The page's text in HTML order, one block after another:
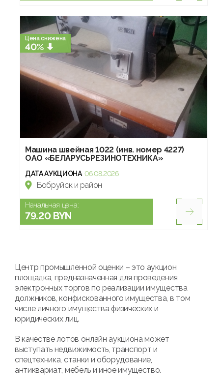
Цена снижена
40%
Машина швейная 1022 (инв. номер 4227)
ОАО «БЕЛАРУСЬРЕЗИНОТЕХНИКА»
ДАТА АУКЦИОНА 06.08.2026
Бобруйск и район
Начальная цена:
79.20 BYN
Центр промышленной оценки – это аукцион
площадка, предназначенная для проведения
электронных торгов по реализации имущества
должников, конфискованного имущества, в том
числе личного имущества физических и
юридических лиц.
В качестве лотов онлайн аукциона может
выступать недвижимость, транспорт и
спецтехника, станки и оборудование,
антиквариат, мебель и иное имущество.